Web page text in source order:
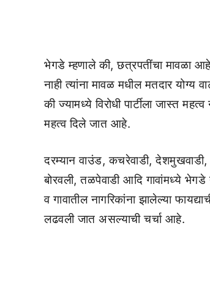
भेगडे म्हणाले की, छत्रपतींचा मावळा
नाही त्यांना मावळ मधील मतदार योग्य
की ज्यामध्ये विरोधी पार्टीला जास्त
महत्व दिले जात आहे.
दरम्यान वाउंड, कचरेवाडी,
बोरवली, तळपेवाडी आदि गावांमध्ये भेगडे
व गावातील नागरिकांना झालेल्या
लढवली जात असल्याची चर्चा आहे.